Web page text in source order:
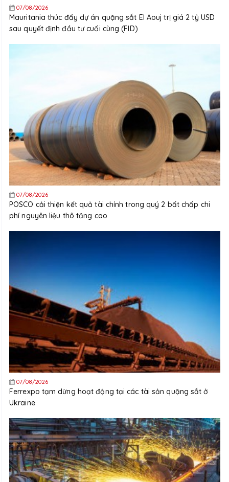
07/08/2026
Mauritania thúc đẩy dự án quặng sắt El Aouj trị giá 2 tỷ USD
sau quyết định đầu tư cuối cùng (FID)
07/08/2026
POSCO cải thiện kết quả tài chính trong quý 2 bất chấp chi
phí nguyên liệu thô tăng cao
07/08/2026
Ferrexpo tạm dừng hoạt động tại các tài sản quặng sắt ở
Ukraine